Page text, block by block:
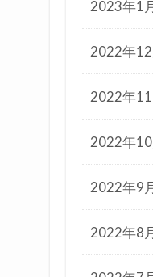
2023年1
2022年12
2022年11
2022年10
2022年9
2022年8